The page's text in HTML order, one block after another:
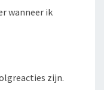
wanneer ik
zijn.